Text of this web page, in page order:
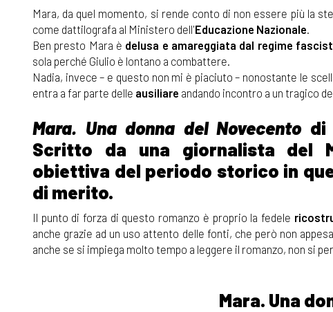
Mara, da quel momento, si rende conto di non essere più la
come dattilografa al Ministero dell'Educazione Nazionale.
Ben presto Mara è delusa e amareggiata dal regime
sola perché Giulio è lontano a combattere.
Nadia, invece – e questo non mi è piaciuto – nonostante le
entra a far parte delle ausiliare andando incontro a un tragico
Mara. Una donna del Novecentodi
Scritto da una giornalista del
obiettiva del periodo storico in
di merito.
Il punto di forza di questo romanzo è proprio la fedele
anche grazie ad un uso attento delle fonti, che però non
anche se si impiega molto tempo a leggere il romanzo, non si
Mara. Una